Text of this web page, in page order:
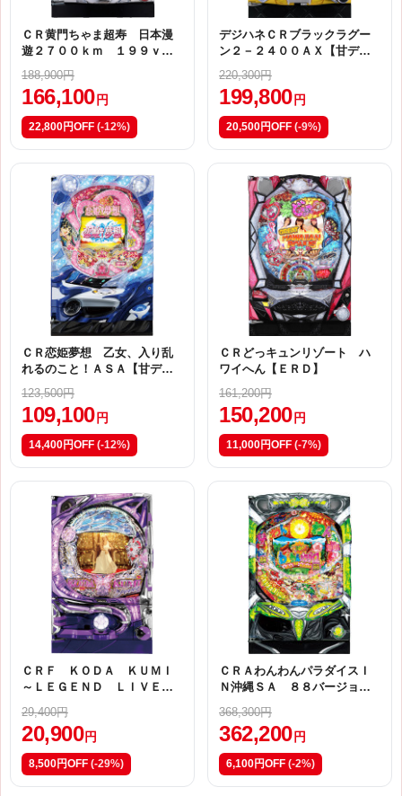
ＣＲ黄門ちゃま超寿 日本漫
遊２７００ｋｍ １９９ｖｅ
188,900円
166,100 円
22,800円OFF (-12%)
デジハネＣＲブラックラグー
ン２－２４００ＡＸ【甘デ
220,300円
199,800 円
20,500円OFF (-9%)
ＣＲ恋姫夢想 乙女、入り乱
れるのこと！ＡＳＡ【甘デ
ジ】
123,500円
109,100 円
14,400円OFF (-12%)
ＣＲどっキュンリゾート ハ
ワイへん【ＥＲＤ】
161,200円
150,200 円
11,000円OFF (-7%)
ＣＲＦ ＫＯＤＡ ＫＵＭＩ
～ＬＥＧＥＮＤ ＬＩＶＥ～
29,400円
20,900 円
8,500円OFF (-29%)
ＣＲＡわんわんパラダイスＩ
Ｎ沖縄ＳＡ ８８バージョン
368,300円
362,200 円
6,100円OFF (-2%)